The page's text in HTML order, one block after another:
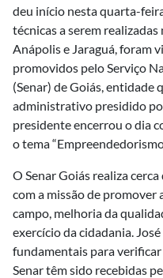
deu início nesta quarta-
técnicas a serem
Anápolis e Jaraguá, foram
promovidos pelo Serviço
(Senar) de Goiás, entidade
administrativo presidido
presidente encerrou o dia
o tema
O Senar Goiás realiza
com a missão de promover
campo, melhoria da
exercício da cidadania.
fundamentais para verificar
Senar têm sido recebidas